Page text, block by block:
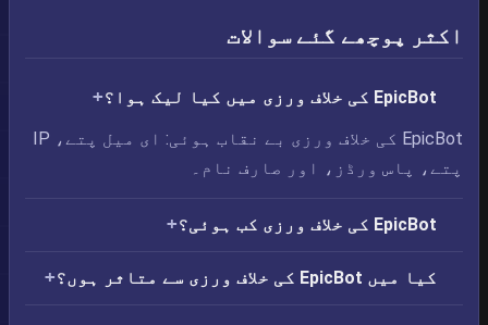
اکثر پوچھے گئے سوالات
EpicBot کی خلاف ورزی میں کیا لیک ہوا؟
EpicBot کی خلاف ورزی بے نقاب ہوئی: ای میل پتے، IP
پتے، پاس ورڈز، اور صارف نام۔
EpicBot کی خلاف ورزی کب ہوئی؟
کیا میں EpicBot کی خلاف ورزی سے متاثر ہوں؟